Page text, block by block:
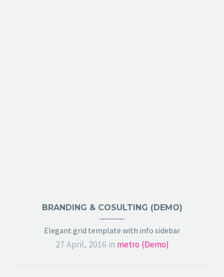
BRANDING & COSULTING (DEMO)
Elegant grid template with info sidebar
27 April, 2016 in metro (Demo)